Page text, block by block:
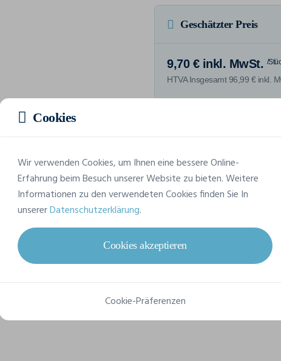
Geschätzter Preis
9,70 € inkl. MwSt. /
HTVA Insgesamt 96,99 € inkl.
Merkmale
Marke
Native Spirit
Referenz
NS352
Grammatur
180 g/m²
Komposition
Cookies
Wir verwenden Cookies, um Ihnen eine bessere Online-
Erfahrung beim Besuch unserer Website zu bieten. Weitere
Informationen zu den verwendeten Cookies finden Sie In
unsererDatenschutzerklärung.
Cookies akzeptieren
Cookie-Präferenzen